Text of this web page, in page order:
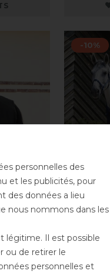
249,90 €
-10%
0g -
70,10 € *
personnelles des
et les publicités, pour
des données a lieu
nous nommons dans les
légitime. Il est possible
ou de retirer le
personnelles et